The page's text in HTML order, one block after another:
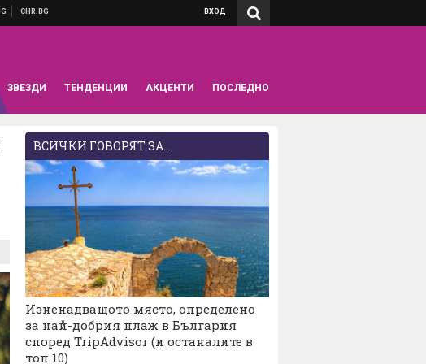
ВХОД
ЗВЕЗДИ ТЕНДЕНЦИИ АКЦЕНТИ ПОСЛЕДНО
ВСИЧКИ ГОВОРЯТ ЗА...
Изненадващото място, определено
за най-добрия плаж в България
според TripAdvisor (и останалите в
топ 10)